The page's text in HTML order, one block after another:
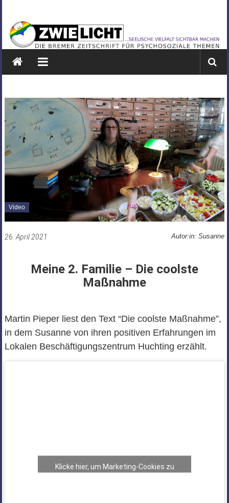
springen
ZWIELICHT
BREMEN
DIE
PSYCHOSOZIALE
THEMEN
Video
26. April 2021 Autor:in: Susanne
Meine 2. Familie – Die coolste
Maßnahme
Martin Pieper liest den Text “Die coolste Maßnahme”,
in dem Susanne von ihren positiven Erfahrungen im
Lokalen Beschäftigungszentrum Huchting erzählt.
Klicke hier, um Marketing-Cookies zu